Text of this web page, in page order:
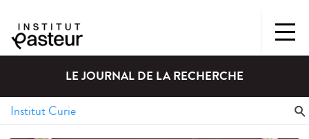
LE JOURNAL DE LA RECHERCHE